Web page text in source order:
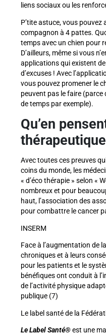
liens sociaux ou les
P’tite astuce, vous
compagnon à 4 pattes.
temps avec un chien pour
D’ailleurs, même si vous
applications qui existent de
d’excuses ! Avec
vous pouvez promener le
peuvent pas le faire
de temps par exemple).
Qu’en
Avec toutes ces preuves
coins du monde, les
« d’éco thérapie » selon «
nombreux et pour
haut, l’association des
pour combattre le cancer
INSERM
Face à l’augmentation de
chroniques et à leurs
pour les patients et le
bénéfiques ont conduit à
de l’activité physique
publique (7)
Le label santé de la
Le Label Santé®est une